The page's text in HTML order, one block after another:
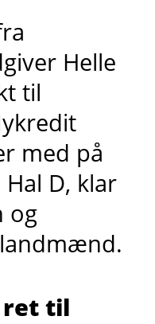
Helle
til
med på
D, klar
og
ret til